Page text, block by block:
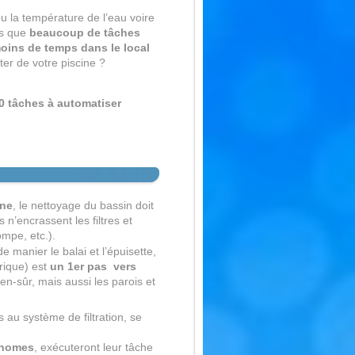
la température de l’eau voire
que beaucoup de tâches
de temps dans le local
de votre piscine ?
tâches à automatiser
, le nettoyage du bassin doit
n’encrassent les filtres et
etc.).
manier le balai et l’épuisette,
est un 1er pas vers
sûr, mais aussi les parois et
au système de filtration, se
, exécuteront leur tâche